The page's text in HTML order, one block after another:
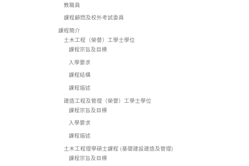
教職員
課程顧問及校外考試委員
課程簡介
土木工程（榮譽）工學士學位
課程宗旨及目標
入學要求
課程結構
課程描述
建造工程及管理（榮譽）工學士學位
課程宗旨及目標
入學要求
課程描述
土木工程理學碩士課程 (基礎建設建造及管理)
課程宗旨及目標